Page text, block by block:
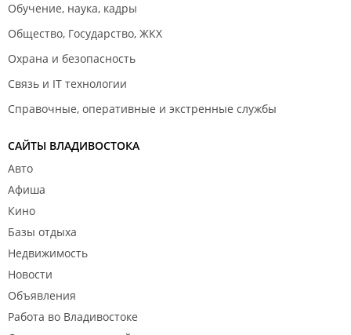
Обучение, наука, кадры
Общество, Государство, ЖКХ
Охрана и безопасность
Связь и IT технологии
Справочные, оперативные и экстренные службы
САЙТЫ ВЛАДИВОСТОКА
Авто
Афиша
Кино
Базы отдыха
Недвижимость
Новости
Объявления
Работа во Владивостоке